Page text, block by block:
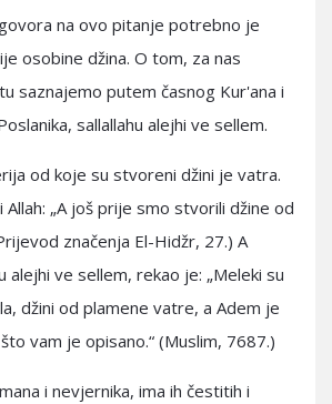
na ovo pitanje potrebno je
osobine džina. O tom, za nas
saznajemo putem časnog Kur'ana i
sallallahu alejhi ve sellem.
od koje su stvoreni džini je vatra.
Allah: „A još prije smo stvorili džine od
značenja El-Hidžr, 27.) A
alejhi ve sellem, rekao je: „Meleki su
džini od plamene vatre, a Adem je
vam je opisano.“ (Muslim, 7687.)
i nevjernika, ima ih čestitih i